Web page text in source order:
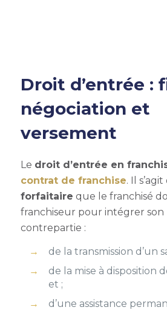
Droit d’entrée :
négociation et
versement
Le droit d’entrée en
contrat de franchise. Il
forfaitaire que le franchisé
franchiseur pour intégrer son
contrepartie :
de la transmission d’un
de la mise à disposition
et ;
d’une assistance